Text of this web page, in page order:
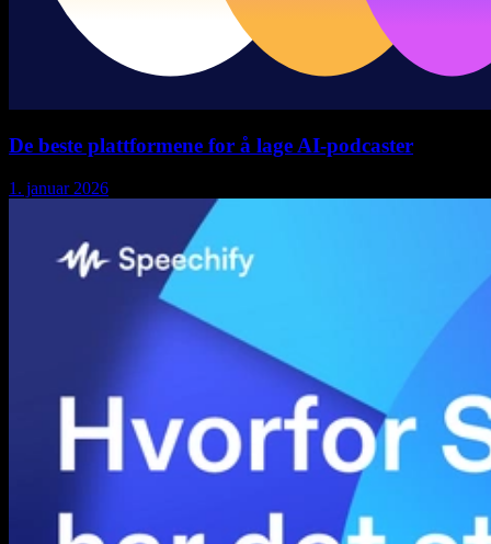
De beste plattformene for å lage AI-podcaster
1. januar 2026